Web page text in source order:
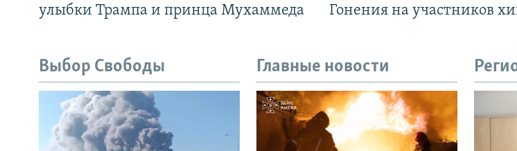
улыбки Трампа и принца Мухаммеда
Гонения на участников
Выбор Свободы Главные новости